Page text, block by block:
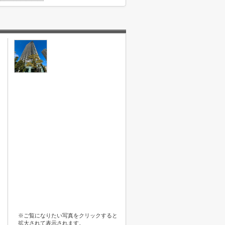
※ご覧になりたい写真をクリックすると
拡大されて表示されます。